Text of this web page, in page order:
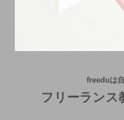
freeduは
フリーランス